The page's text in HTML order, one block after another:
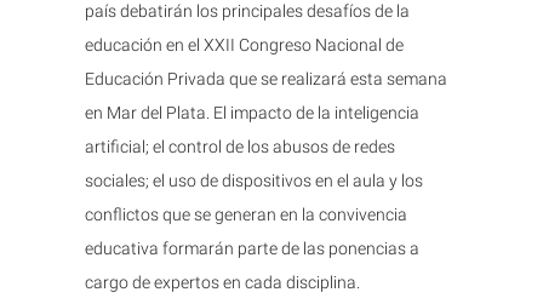
país debatirán los principales desafíos de la
educación en el XXII Congreso Nacional de
Educación Privada que se realizará esta semana
en Mar del Plata. El impacto de la inteligencia
artificial; el control de los abusos de redes
sociales; el uso de dispositivos en el aula y los
conflictos que se generan en la convivencia
educativa formarán parte de las ponencias a
cargo de expertos en cada disciplina.